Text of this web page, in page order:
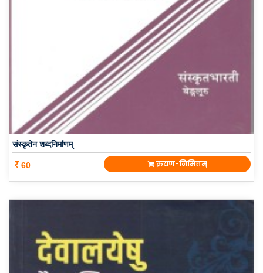
संस्कृतेन शब्दनिर्माणम्
60 क्रयण-निमित्तम्